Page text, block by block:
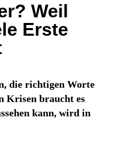
Weil
Erste
die richtigen Worte
Krisen braucht es
kann, wird in